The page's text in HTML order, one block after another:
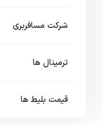
شرکت مسافربری
ترمینال ها
قیمت بلیط ها